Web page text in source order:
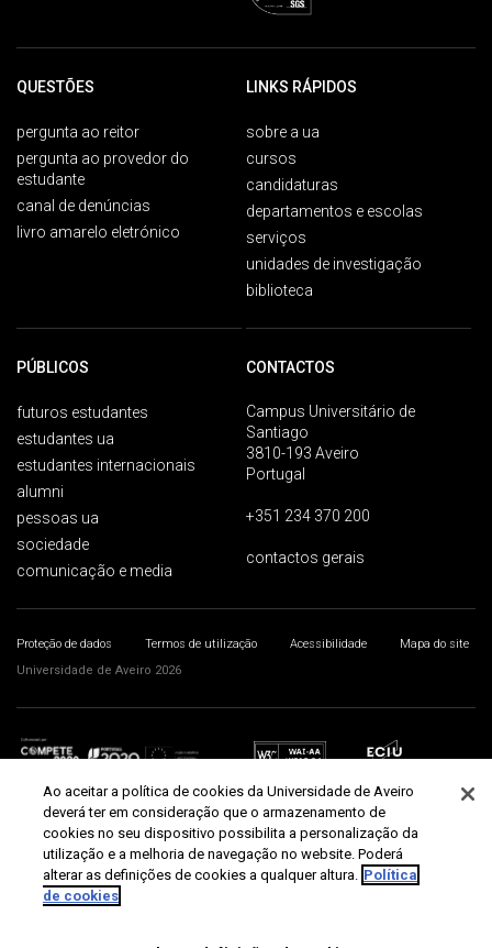
QUESTÕES
pergunta ao reitor
pergunta ao provedor do
estudante
canal de denúncias
livro amarelo eletrónico
LINKS RÁPIDOS
sobre a ua
cursos
candidaturas
departamentos e escolas
serviços
unidades de investigação
biblioteca
PÚBLICOS
futuros estudantes
estudantes ua
estudantes internacionais
alumni
pessoas ua
sociedade
comunicação e media
CONTACTOS
Campus Universitário de
Santiago
3810-193 Aveiro
Portugal
+351 234 370 200
contactos gerais
Proteção de dados Termos de utilização Acessibilidade
Mapa do site
Universidade de Aveiro 2026
Ao aceitar a política de cookies da Universidade de Aveiro
deverá ter em consideração que o armazenamento de
cookies no seu dispositivo possibilita a personalização da
utilização e a melhoria de navegação no website. Poderá
alterar as definições de cookies a qualquer altura. Política
de cookies